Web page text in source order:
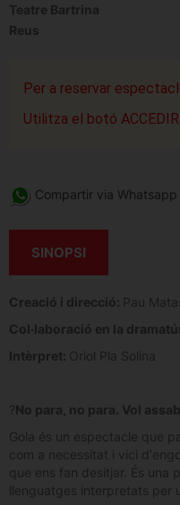
Teatre Bartrina
Reus
Per a reservar
Utilitza el botó
Compartir via Whatsapp
SINOPSI
Creació i direcció: Pau
Col·laboració en la
Intèrpret: Oriol Pla Solina
?No para, no para. Vol
Gola és un espectacle que
com a necessitat i vici
que ens fan desitjar. És una
llenguatges interpretats per